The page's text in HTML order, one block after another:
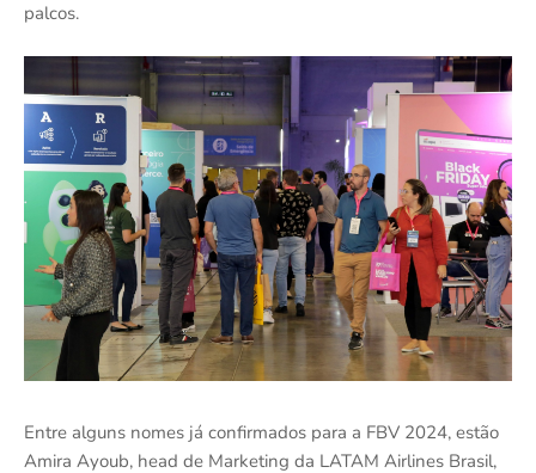
palcos.
Entre alguns nomes já confirmados para a FBV 2024, estão
Amira Ayoub, head de Marketing da LATAM Airlines Brasil,